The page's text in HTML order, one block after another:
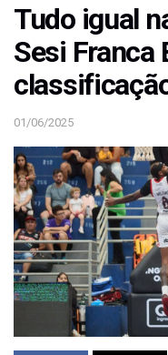
Tudo igual
Sesi Franca
01/06/2025